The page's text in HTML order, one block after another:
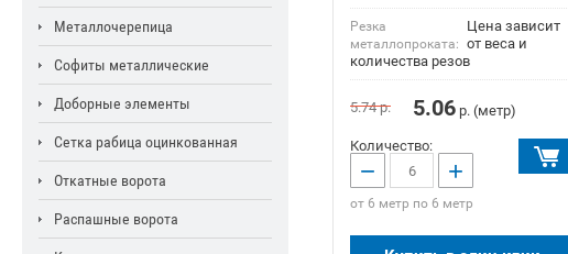
Металлочерепица
Софиты металлические
Доборные элементы
Сетка рабица оцинкованная
Откатные ворота
Распашные ворота
Резка
металлопроката:
Цена зависит
от веса и
количества резов
5.74р. 5.06 р. (метр)
Количество:
− +
от 6 метр по 6 метр